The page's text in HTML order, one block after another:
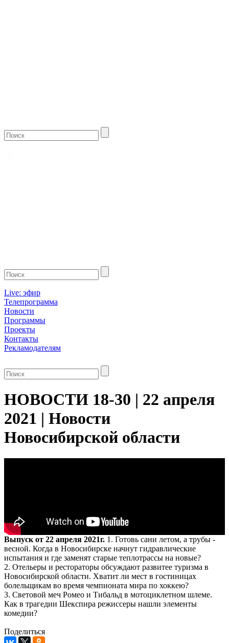
Live: эфир
Телепрограмма
Новости
Программы
Проекты
Контакты
Рекламодателям
НОВОСТИ 18-30 | 22 апреля
2021 | Новости
Новосибирской области
Выпуск от 22 апреля 2021г. 1. Готовь сани летом, а трубы -
весной. Когда в Новосибирске начнут гидравлические
испытания и где заменят старые теплотрассы на новые?
2. Отельеры и рестораторы обсуждают развитее туризма в
Новосибирской области. Хватит ли мест в гостиницах
болельщикам во время чемпионата мира по хоккею?
3. Световой меч Ромео и Тибальд в мотоциклетном шлеме.
Как в трагедии Шекспира режиссеры нашли элементы
комедии?
Поделиться